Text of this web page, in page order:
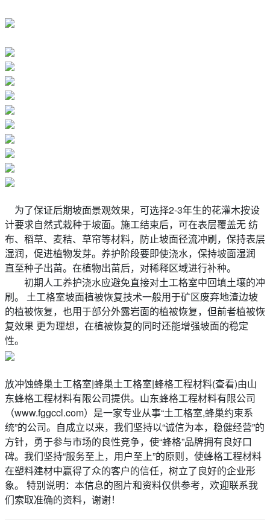
为了保证后期坡面景观效果，可选择2-3年生的花灌木按设
计要求自然式栽种于坡面。施工结束后，可在表层覆盖无 纺
布、稻草、麦秸、草帘等材料，防止坡面径流冲刷，保持表层
湿润，促进植物发芽。养护阶段要即使浇水，保持坡面湿润
直至种子出苗。在植物出苗后，对稀释区域进行补种。
初期人工养护浇水应避免直接对土工格室中回填土壤的冲
刷。 土工格室坡面植被恢复技术一般用于矿区废弃地渣边坡
的植被恢复，也用于部分外露岩面的植被恢复，但前者植被恢
复效果 更为理想，在植被恢复的同时还能增强坡面的稳定
性。
放冲蚀蜂巢土工格室|蜂巢土工格室|蜂格工程材料(查看)由山
东蜂格工程材料有限公司提供。山东蜂格工程材料有限公司
（www.fggccl.com）是一家专业从事“土工格室,蜂巢约束系
统”的公司。自成立以来，我们坚持以“诚信为本，稳健经营”的
方针，勇于参与市场的良性竞争，使“蜂格”品牌拥有良好口
碑。我们坚持“服务至上，用户至上”的原则，使蜂格工程材料
在塑料建材中赢得了众的客户的信任，树立了良好的企业形
象。 特别说明：本信息的图片和资料仅供参考，欢迎联系我
们索取准确的资料，谢谢！